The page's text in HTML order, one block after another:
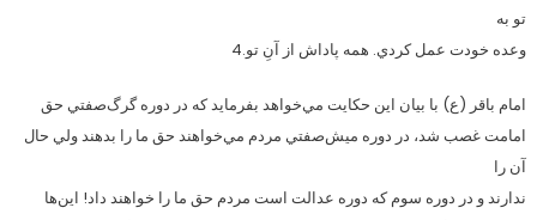
تو به
وعده خودت عمل كردي. همه پاداش از آنِ تو.4
امام باقر (ع) با بيان اين حكايت مي‌خواهد بفرمايد كه در دوره گرگ‌صفتي حق
امامت غصب شد، در دوره ميش‌صفتي مردم مي‌خواهند حق ما را بدهند ولي حال
آن‌ را
ندارند و در دوره سوم كه دوره عدالت است مردم حق ما را خواهند داد! اين‌ها